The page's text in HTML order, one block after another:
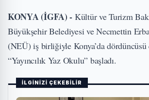
KONYA (İGFA) - Kültür ve Turizm
Büyükşehir Belediyesi ve Necmettin
(NEÜ) iş birliğiyle Konya’da dördüncüsü
“Yayıncılık Yaz Okulu” başladı.
İLGİNİZİ ÇEKEBİLİR